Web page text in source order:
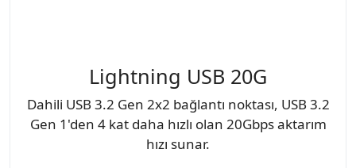
Lightning USB 20G
Dahili USB 3.2 Gen 2x2 bağlantı noktası, USB 3.2
Gen 1'den 4 kat daha hızlı olan 20Gbps aktarım
hızı sunar.